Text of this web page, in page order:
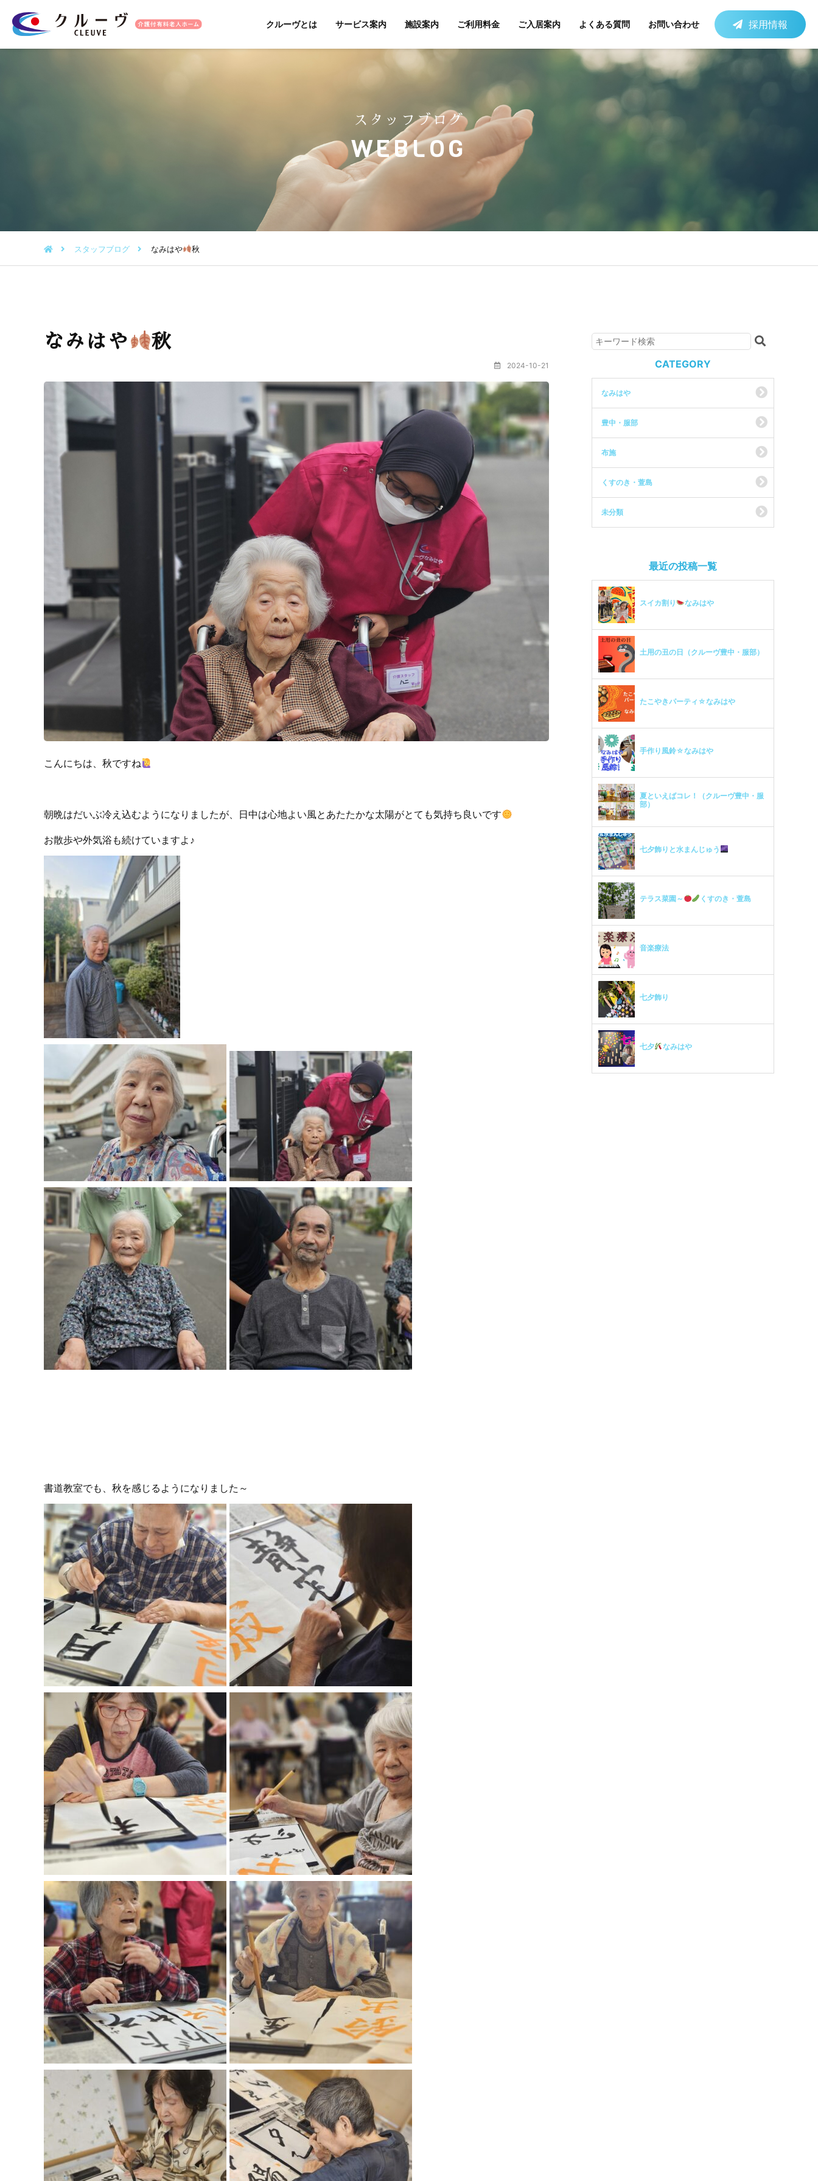
クルーヴとは サービス案内 施設案内 ご利用料金 ご入居案内 よくある質問 お問い合わせ 採用情報
スタッフブログ
WEBLOG
スタッフブログ なみはや 秋
なみはや 秋
2024-10-21
こんにちは、秋ですね
朝晩はだいぶ冷え込むようになりましたが、日中は心地よい風とあたたかな太陽がとても気持ち良いです
お散歩や外気浴も続けていますよ♪
書道教室でも、秋を感じるようになりました～
CATEGORY
なみはや
豊中・服部
布施
くすのき・萱島
未分類
最近の投稿一覧
スイカ割り なみはや
土用の丑の日（クルーヴ豊中・服部）
たこやきパーティ☆なみはや
手作り風鈴☆なみはや
夏といえばコレ！（クルーヴ豊中・服
部）
七夕飾りと水まんじゅう
テラス菜園～ くすのき・萱島
音楽療法
七夕飾り
七夕 なみはや